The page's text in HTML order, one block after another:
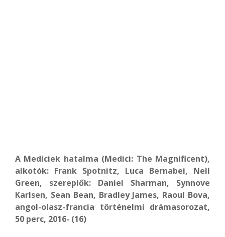
A Mediciek hatalma (Medici: The Magnificent),
alkotók: Frank Spotnitz, Luca Bernabei, Nell
Green, szereplők: Daniel Sharman, Synnove
Karlsen, Sean Bean, Bradley James, Raoul Bova,
angol-olasz-francia történelmi drámasorozat,
50 perc, 2016- (16)